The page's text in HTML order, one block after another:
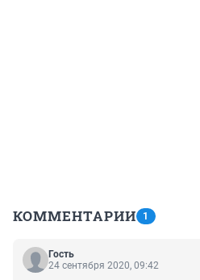
КОММЕНТАРИИ 1
Гость
24 сентября 2020, 09:42